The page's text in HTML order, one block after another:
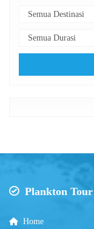
Plankton Tour
Home